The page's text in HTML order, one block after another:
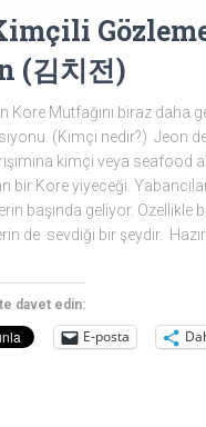
(김치전)
Kore Mutfağını biraz daha
(Kimçi nedir?) Jeon
kimçi veya seafood
bir Kore yiyeceği.
başında geliyor. Özellikle
de sevdiği bir şeydir.
davet edin:
E-posta